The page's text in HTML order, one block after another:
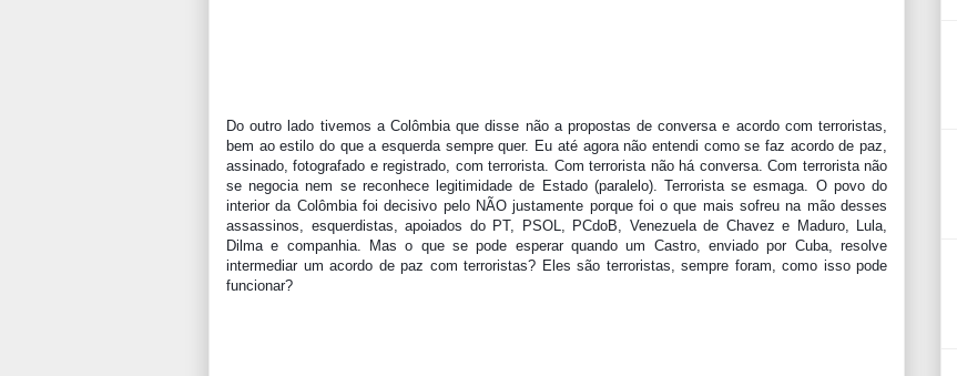
Do outro lado tivemos a Colômbia que disse não a propostas de conversa e acordo com terroristas,
bem ao estilo do que a esquerda sempre quer. Eu até agora não entendi como se faz acordo de paz,
assinado, fotografado e registrado, com terrorista. Com terrorista não há conversa. Com terrorista não
se negocia nem se reconhece legitimidade de Estado (paralelo). Terrorista se esmaga. O povo do
interior da Colômbia foi decisivo pelo NÃO justamente porque foi o que mais sofreu na mão desses
assassinos, esquerdistas, apoiados do PT, PSOL, PCdoB, Venezuela de Chavez e Maduro, Lula,
Dilma e companhia. Mas o que se pode esperar quando um Castro, enviado por Cuba, resolve
intermediar um acordo de paz com terroristas? Eles são terroristas, sempre foram, como isso pode
funcionar?